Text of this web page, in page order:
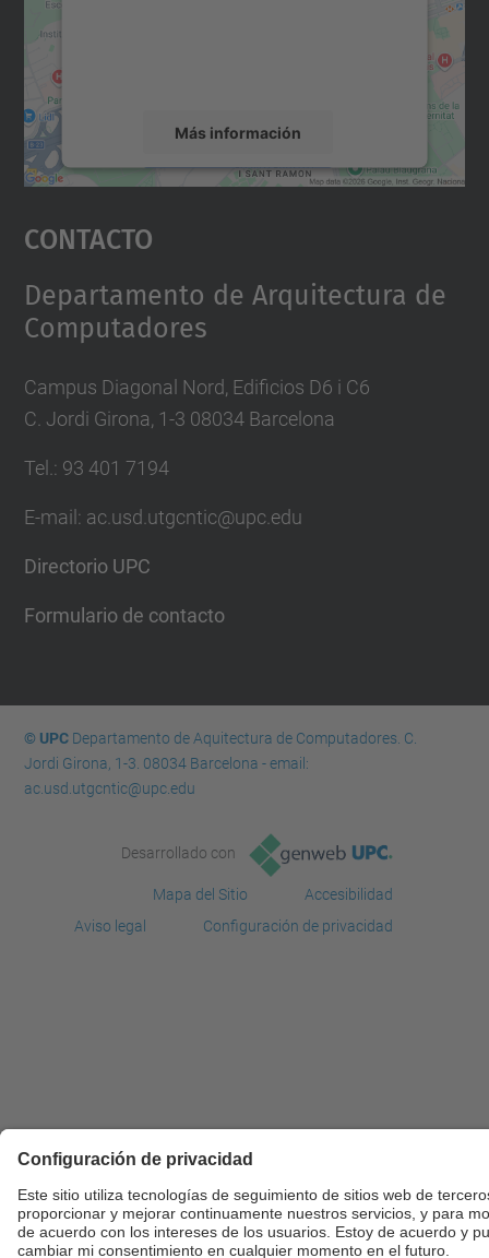
Más información
Aceptar
powered by
Contacto
Departamento de Arquitectura de
Computadores
Campus Diagonal Nord, Edificios D6 i C6
C. Jordi Girona, 1-3 08034 Barcelona
Tel.: 93 401 7194
E-mail: ac.usd.utgcntic@upc.edu
Directorio UPC
Formulario de contacto
© UPCDepartamento de Aquitectura de Computadores. C.
Jordi Girona, 1-3. 08034 Barcelona - email:
ac.usd.utgcntic@upc.edu
Desarrollado con
Mapa del Sitio
Accesibilidad
Aviso legal
Configuración de privacidad